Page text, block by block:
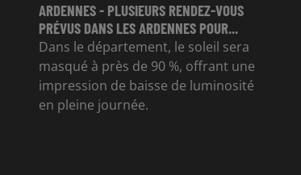
ARDENNES - PLUSIEURS RENDEZ-VOUS
PRÉVUS DANS LES ARDENNES POUR...
Dans le département, le soleil sera
masqué à près de 90 %, offrant une
impression de baisse de luminosité
en pleine journée.